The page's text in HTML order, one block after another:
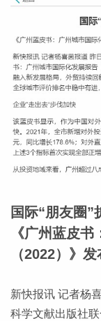
国际“朋友圈
《广州蓝皮
（2022）》发
新快报讯 记者杨
科学文献出版社